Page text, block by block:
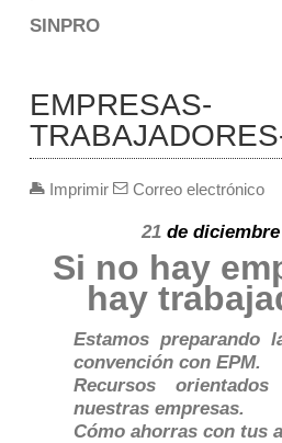
SINPRO
EMPRESAS-
Imprimir Correo electrónico
21de diciembre
Si no hay
hay
Estamos preparando
convención con EPM.
Recursos
nuestras empresas.
Cómo ahorras con tus